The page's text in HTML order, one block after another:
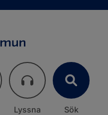
Lyssna Sök